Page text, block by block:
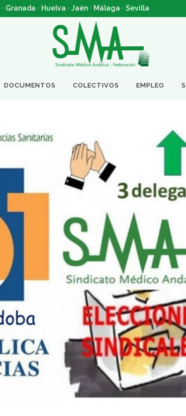
· Granada · Huelva · Jaén · Málaga · Sevilla
DOCUMENTOS COLECTIVOS EMPLEO